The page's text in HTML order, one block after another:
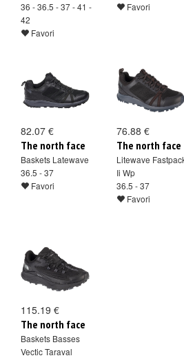
36 - 36.5 - 37 - 41 -
42
Favori
Favori
82.07 €
The north face
Baskets Latewave
36.5 - 37
Favori
76.88 €
The north face
Litewave
Ii Wp
36.5 - 37
Favori
115.19 €
The north face
Baskets Basses
Vectic Taraval